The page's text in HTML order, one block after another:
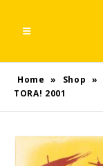
Home » Shop »
TORA! 2001